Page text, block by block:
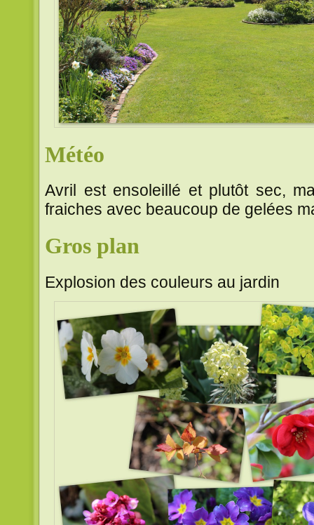
Météo
Avril est ensoleillé et plutôt sec,
fraiches avec beaucoup de gelées
Gros plan
Explosion des couleurs au jardin